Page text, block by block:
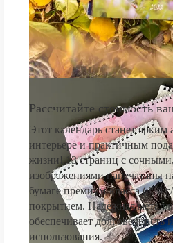
Рассчитайте стоимость
Этот календарь станет
интерьере и практичным
жизни! 13 страниц с
изображениями напечатаны
бумаге премиум-класса (250
покрытием. Надёжная
обеспечивает долговечность
использования.